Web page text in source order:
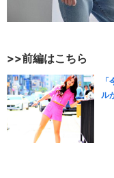
>>前編はこちら
ル